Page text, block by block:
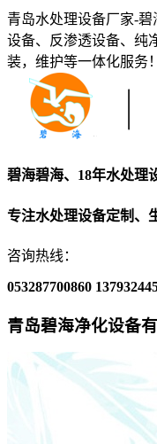
青岛水处理设备厂家-
设备、反渗透设备、纯
装，维护等一体化服务！
碧海碧海、18年水处理
专注水处理设备定制、
咨询热线：
053287700860
青岛碧海净化设备